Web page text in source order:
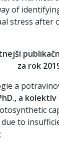
of
stress after
za rok
a
a kolektív
to